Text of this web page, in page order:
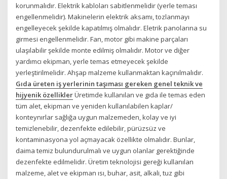
korunmalıdır. Elektrik kabloları sabitlenmelidir (yerle teması
engellenmelidir). Makinelerin elektrik aksamı, tozlanmayı
engelleyecek şekilde kapatılmış olmalıdır. Eletrik panolarına su
girmesi engellenmelidir. Fan, motor gibi makine parçaları
ulaşılabilir şekilde monte edilmiş olmalıdır. Motor ve diğer
yardımcı ekipman, yerle temas etmeyecek şekilde
yerleştirilmelidir. Ahşap malzeme kullanmaktan kaçınılmalıdır.
Gıda üreten iş yerlerinin taşıması gereken genel teknik ve
hijyenik özelliklerÜretimde kullanılan ve gıda ile temas eden
tüm alet, ekipman ve yeniden kullanılabilen kaplar/
konteynırlar sağlığa uygun malzemeden, kolay ve iyi
temizlenebilir, dezenfekte edilebilir, pürüzsüz ve
kontaminasyona yol açmayacak özellikte olmalıdır. Bunlar,
daima temiz bulundurulmalı ve uygun olanlar gerektiğinde
dezenfekte edilmelidir. Üretim teknolojisi gereği kullanılan
malzeme, alet ve ekipman ısı, buhar, asit, alkali, tuz gibi